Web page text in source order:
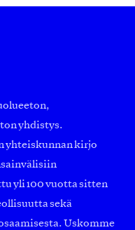
yhdistys.
yhteiskunnan kirjo
yli 100 vuotta sitten
sekä
Uskomme